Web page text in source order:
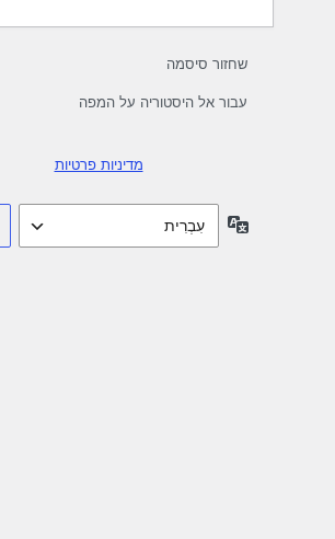
שחזור סיסמה
עבור אל היסטוריה על המפה
מדיניות פרטיות
שפה